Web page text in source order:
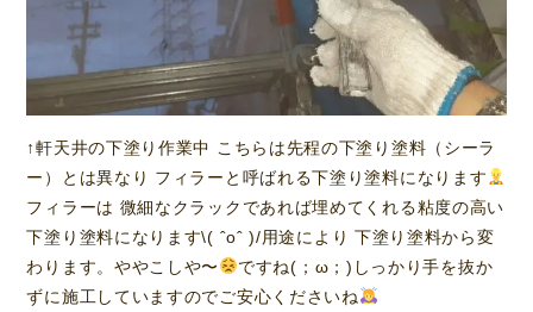
↑軒天井の下塗り作業中 こちらは先程の下塗り塗料（シーラ
ー）とは異なり フィラーと呼ばれる下塗り塗料になります
フィラーは 微細なクラックであれば埋めてくれる粘度の高い
下塗り塗料になります\( ˆoˆ )/用途により 下塗り塗料から変
わります。ややこしや〜
ですね(；ω；)しっかり手を抜か
ずに施工していますのでご安心くださいね